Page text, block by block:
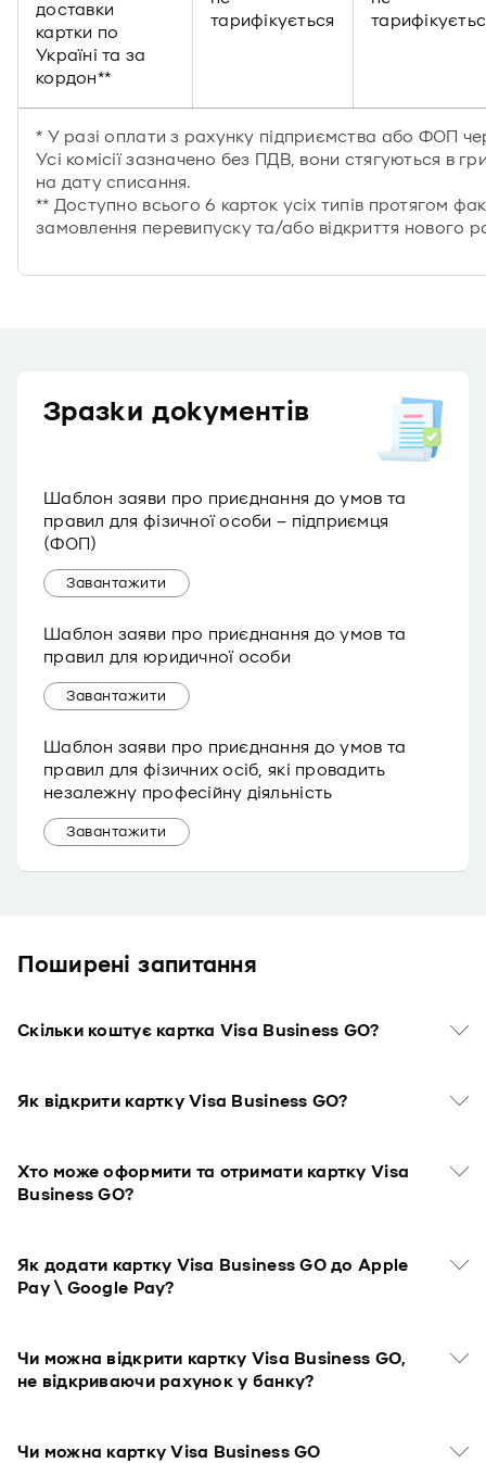
доставки
картки по
Україні та за
кордон**
тарифікується
* У разі оплати з рахунку підприємства або ФОП
Усі комісії зазначено без ПДВ, вони стягуються в
на дату списання.
** Доступно всього 6 карток усіх типів протягом
замовлення перевипуску та/або відкриття нового
Зразки документів
Шаблон заяви про приєднання до умов та
правил для фізичної особи – підприємця
(ФОП)
Завантажити
Шаблон заяви про приєднання до умов та
правил для юридичної особи
Завантажити
Шаблон заяви про приєднання до умов та
правил для фізичних осіб, які провадить
незалежну професійну діяльність
Завантажити
Поширені запитання
Скільки коштує картка Visa Business GO?
Як відкрити картку Visa Business GO?
Хто може оформити та отримати картку Visa
Business GO?
Як додати картку Visa Business GO до Apple
Pay \ Google Pay?
Чи можна відкрити картку Visa Business GO,
не відкриваючи рахунок у банку?
Чи можна картку Visa Business GO